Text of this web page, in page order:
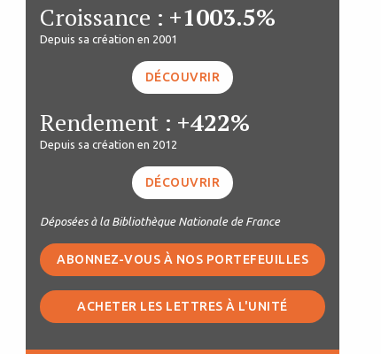
Croissance : +1003.5%
Depuis sa création en 2001
DÉCOUVRIR
Rendement : +422%
Depuis sa création en 2012
DÉCOUVRIR
Déposées à la Bibliothèque Nationale de France
ABONNEZ-VOUS À NOS PORTEFEUILLES
ACHETER LES LETTRES À L'UNITÉ